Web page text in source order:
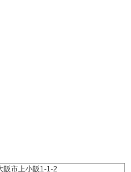
市上小阪1-1-2